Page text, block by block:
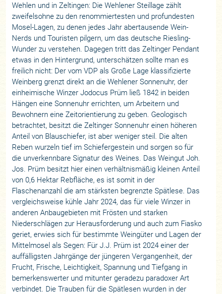
Wehlen und in Zeltingen: Die Wehlener Steillage zählt
zweifelsohne zu den renommiertesten und profundesten
Mosel-Lagen, zu denen jedes Jahr abertausende Wein-
Nerds und Touristen pilgern, um das deutsche Riesling-
Wunder zu verstehen. Dagegen tritt das Zeltinger Pendant
etwas in den Hintergrund, unterschätzen sollte man es
freilich nicht: Der vom VDP als Große Lage klassifizierte
Weinberg grenzt direkt an die Wehlener Sonnenuhr, der
einheimische Winzer Jodocus Prüm ließ 1842 in beiden
Hängen eine Sonnenuhr errichten, um Arbeitern und
Bewohnern eine Zeitorientierung zu geben. Geologisch
betrachtet, besitzt die Zeltinger Sonnenuhr einen höheren
Anteil von Blauschiefer, ist aber weniger steil. Die alten
Reben wurzeln tief im Schiefergestein und sorgen so für
die unverkennbare Signatur des Weines. Das Weingut Joh.
Jos. Prüm besitzt hier einen verhältnismäßig kleinen Anteil
von 0,6 Hektar Rebfläche, es ist somit in der
Flaschenanzahl die am stärksten begrenzte Spätlese. Das
vergleichsweise kühle Jahr 2024, das für viele Winzer in
anderen Anbaugebieten mit Frösten und starken
Niederschlägen zur Herausforderung und auch zum Fiasko
geriet, erwies sich für bestimmte Weingüter und Lagen der
Mittelmosel als Segen: Für J.J. Prüm ist 2024 einer der
auffälligsten Jahrgänge der jüngeren Vergangenheit, der
Frucht, Frische, Leichtigkeit, Spannung und Tiefgang in
bemerkenswerter und mitunter geradezu paradoxer Art
verbindet. Die Trauben für die Spätlesen wurden in der